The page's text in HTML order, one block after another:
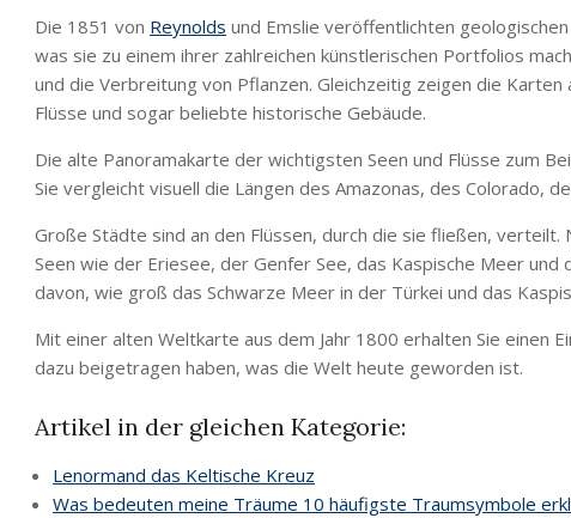
Die 1851 von Reynolds und Emslie veröffentlichten
was sie zu einem ihrer zahlreichen künstlerischen Portfolios
und die Verbreitung von Pflanzen. Gleichzeitig zeigen die
Flüsse und sogar beliebte historische Gebäude.
Die alte Panoramakarte der wichtigsten Seen und Flüsse zum
Sie vergleicht visuell die Längen des Amazonas, des Colorado,
Große Städte sind an den Flüssen, durch die sie fließen,
Seen wie der Eriesee, der Genfer See, das Kaspische Meer
davon, wie groß das Schwarze Meer in der Türkei und das
Mit einer alten Weltkarte aus dem Jahr 1800 erhalten Sie einen
dazu beigetragen haben, was die Welt heute geworden ist.
Artikel in der gleichen Kategorie:
Lenormand das Keltische Kreuz
Was bedeuten meine Träume 10 häufigste Traumsymbole